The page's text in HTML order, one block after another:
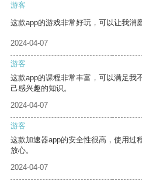
游客
这款app的游戏非常好玩，可以让我消
2024-04-07
游客
这款app的课程非常丰富，可以满足我
己感兴趣的知识。
2024-04-07
游客
这款加速器app的安全性很高，使用过
放心。
2024-04-07